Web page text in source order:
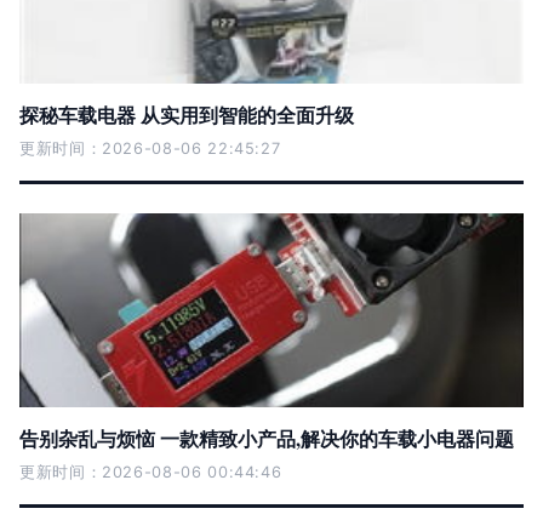
探秘车载电器 从实用到智能的全面升级
更新时间：2026-08-06 22:45:27
告别杂乱与烦恼 一款精致小产品,解决你的车载小电器问题
更新时间：2026-08-06 00:44:46